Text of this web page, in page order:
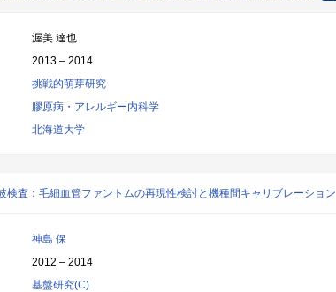
渥美 達也
2013 – 2014
挑戦的萌芽研究
膠原病・アレルギー内科学
北海道大学
検査：毛細血管ファントムの再現性検討と機種間キャリブレーション
神島 保
2012 – 2014
基盤研究(C)